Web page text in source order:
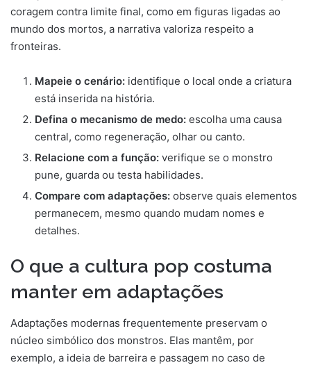
coragem contra limite final, como em figuras ligadas ao
mundo dos mortos, a narrativa valoriza respeito a
fronteiras.
Mapeie o cenário: identifique o local onde a criatura
está inserida na história.
Defina o mecanismo de medo: escolha uma causa
central, como regeneração, olhar ou canto.
Relacione com a função: verifique se o monstro
pune, guarda ou testa habilidades.
Compare com adaptações: observe quais elementos
permanecem, mesmo quando mudam nomes e
detalhes.
O que a cultura pop costuma
manter em adaptações
Adaptações modernas frequentemente preservam o
núcleo simbólico dos monstros. Elas mantêm, por
exemplo, a ideia de barreira e passagem no caso de